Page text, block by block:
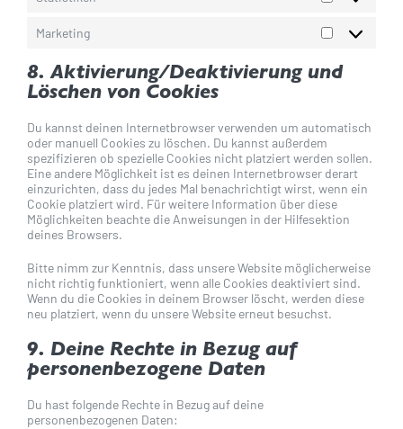
Statistiken
Marketing
Marketing
8. Aktivierung/Deaktivierung und
Löschen von Cookies
Du kannst deinen Internetbrowser verwenden um automatisch
oder manuell Cookies zu löschen. Du kannst außerdem
spezifizieren ob spezielle Cookies nicht platziert werden sollen.
Eine andere Möglichkeit ist es deinen Internetbrowser derart
einzurichten, dass du jedes Mal benachrichtigt wirst, wenn ein
Cookie platziert wird. Für weitere Information über diese
Möglichkeiten beachte die Anweisungen in der Hilfesektion
deines Browsers.
Bitte nimm zur Kenntnis, dass unsere Website möglicherweise
nicht richtig funktioniert, wenn alle Cookies deaktiviert sind.
Wenn du die Cookies in deinem Browser löscht, werden diese
neu platziert, wenn du unsere Website erneut besuchst.
9. Deine Rechte in Bezug auf
personenbezogene Daten
Du hast folgende Rechte in Bezug auf deine
personenbezogenen Daten: